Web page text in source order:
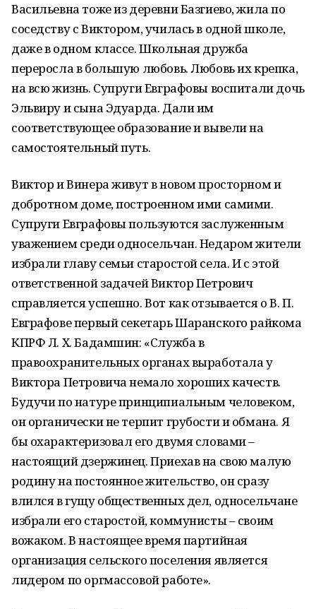
Васильевна тоже из деревни Базгиево, жила по
соседству с Виктором, училась в одной школе,
даже в одном классе. Школьная дружба
переросла в большую любовь. Любовь их крепка,
на всю жизнь. Супруги Евграфовы воспитали дочь
Эльвиру и сына Эдуарда. Дали им
соответствующее образование и вывели на
самостоятельный путь.
Виктор и Винера живут в новом просторном и
добротном доме, построенном ими самими.
Супруги Евграфовы пользуются заслуженным
уважением среди односельчан. Недаром жители
избрали главу семьи старостой села. И с этой
ответственной задачей Виктор Петрович
справляется успешно. Вот как отзывается о В. П.
Евграфове первый секетарь Шаранского райкома
КПРФ Л. Х. Бадамшин: «Служба в
правоохранительных органах выработала у
Виктора Петровича немало хороших качеств.
Будучи по натуре принципиальным человеком,
он органически не терпит грубости и обмана. Я
бы охарактеризовал его двумя словами –
настоящий дзержинец. Приехав на свою малую
родину на постоянное жительство, он сразу
влился в гущу общественных дел, односельчане
избрали его старостой, коммунисты – своим
вожаком. В настоящее время партийная
организация сельского поселения является
лидером по оргмассовой работе».